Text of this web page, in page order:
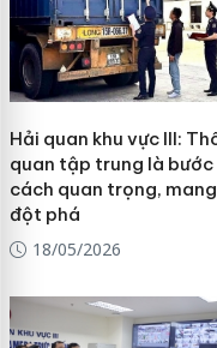
Hải quan khu vực III:
quan tập trung là bước
cách quan trọng,
đột phá
18/05/2026